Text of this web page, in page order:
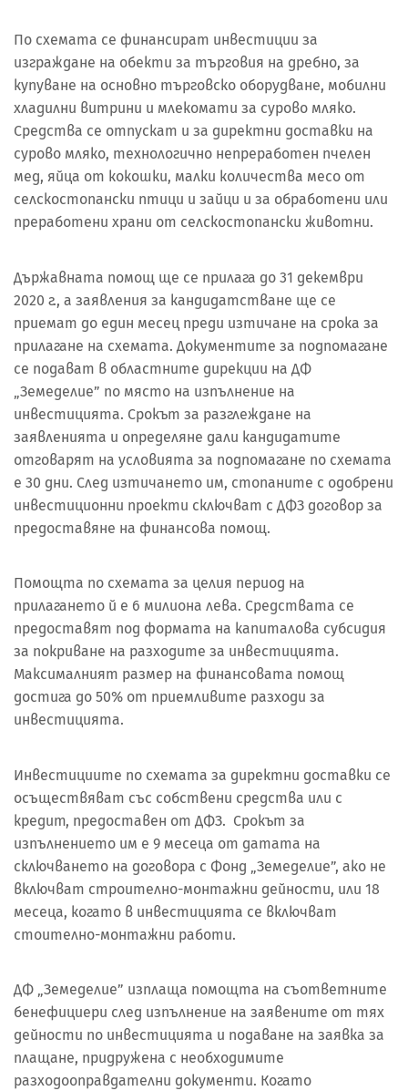
По схемата се финансират инвестиции за
изграждане на обекти за търговия на дребно, за
купуване на основно търговско оборудване, мобилни
хладилни витрини и млекомати за сурово мляко.
Средства се отпускат и за директни доставки на
сурово мляко, технологично непреработен пчелен
мед, яйца от кокошки, малки количества месо от
селскостопански птици и зайци и за обработени или
преработени храни от селскостопански животни.
Държавната помощ ще се прилага до 31 декември
2020 г., а заявления за кандидатстване ще се
приемат до един месец преди изтичане на срока за
прилагане на схемата. Документите за подпомагане
се подават в областните дирекции на ДФ
„Земеделие” по място на изпълнение на
инвестицията. Срокът за разглеждане на
заявленията и определяне дали кандидатите
отговарят на условията за подпомагане по схемата
е 30 дни. След изтичането им, стопаните с одобрени
инвестиционни проекти сключват с ДФЗ договор за
предоставяне на финансова помощ.
Помощта по схемата за целия период на
прилагането й е 6 милиона лева. Средствата се
предоставят под формата на капиталова субсидия
за покриване на разходите за инвестицията.
Максималният размер на финансовата помощ
достига до 50% от приемливите разходи за
инвестицията.
Инвестициите по схемата за директни доставки се
осъществяват със собствени средства или с
кредит, предоставен от ДФЗ. Срокът за
изпълнението им е 9 месеца от датата на
сключването на договора с Фонд „Земеделие”, ако не
включват строително-монтажни дейности, или 18
месеца, когато в инвестицията се включват
стоително-монтажни работи.
ДФ „Земеделие” изплаща помощта на съответните
бенефициери след изпълнение на заявените от тях
дейности по инвестицията и подаване на заявка за
плащане, придружена с необходимите
разходооправдателни документи. Когато